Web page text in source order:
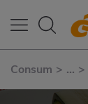
Consum > ... >